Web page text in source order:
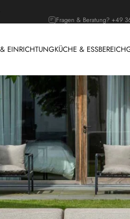
EINRICHTUNGKÜCHE & ESSBEREICH